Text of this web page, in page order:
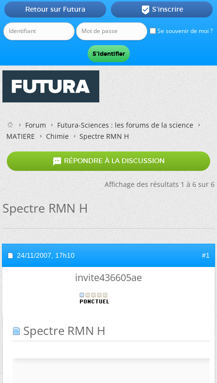
Se souvenir de moi ?
Retour sur Futura  S'inscrire
Forum
Futura-Sciences : les forums de la science
MATIERE
Chimie Spectre RMN H
 RÉPONDRE À LA DISCUSSION
Affichage des résultats 1 à 6 sur 6
Spectre RMN H
24/11/2007, 17h10 #1
invite436605ae
Spectre RMN H